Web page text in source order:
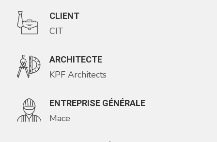
CLIENT
CIT
ARCHITECTE
KPF Architects
ENTREPRISE GÉNÉRALE
Mace